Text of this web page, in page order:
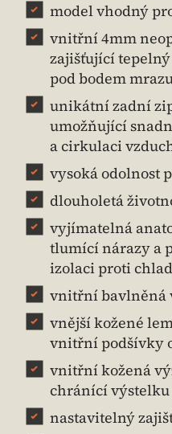
model vhodný
vnitřní 4mm
zajišťující
pod bodem
unikátní zadní
umožňující
a cirkulaci
vysoká odolnost
dlouholetá
vyjímatelná
tlumící nárazy a
izolaci proti
vnitřní bavlněná
vnější kožené
vnitřní podšívky
vnitřní kožená
chránící
nastavitelný